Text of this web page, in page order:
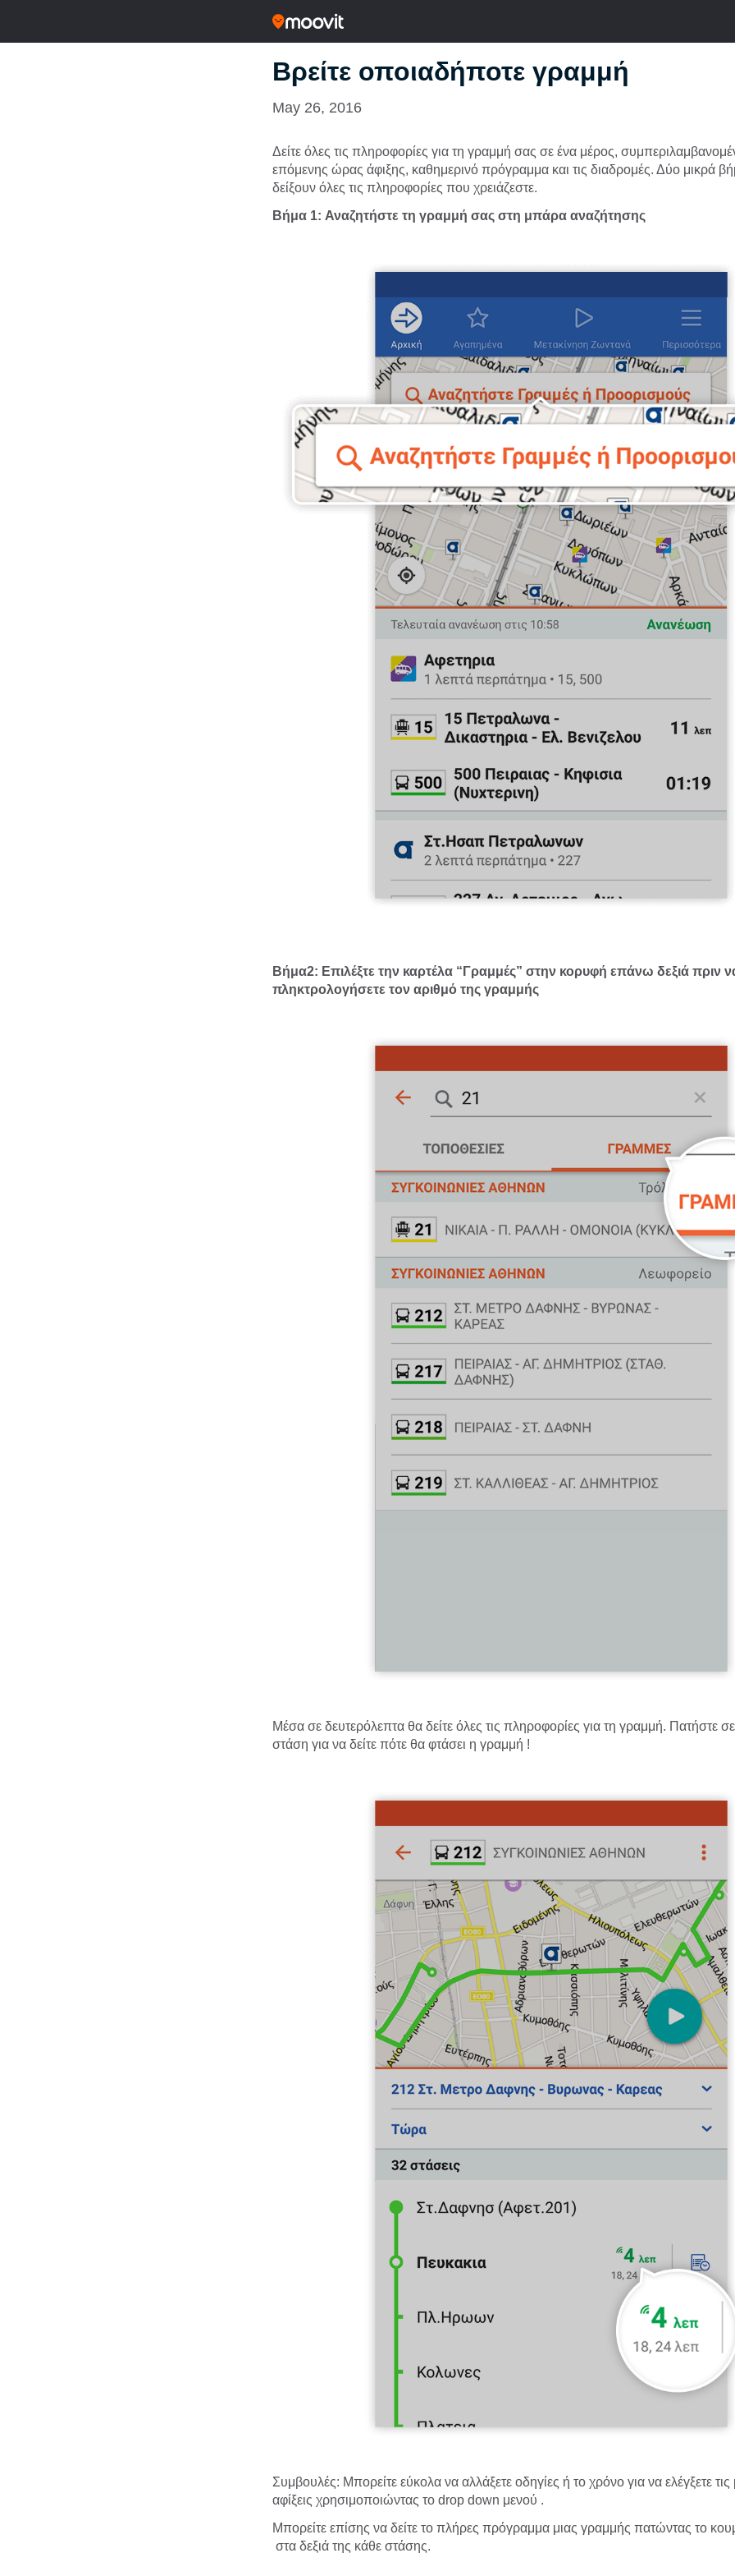
Βρείτε οποιαδήποτε γραμμή
May 26, 2016
Δείτε όλες τις πληροφορίες για τη γραμμή σας σε ένα μέρος,
επόμενης ώρας άφιξης, καθημερινό πρόγραμμα και τις διαδρομές. Δύο μικρά
δείξουν όλες τις πληροφορίες που χρειάζεστε.
Βήμα 1: Αναζητήστε τη γραμμή σας στη μπάρα αναζήτησης
Βήμα2: Επιλέξτε την καρτέλα “Γραμμές” στην κορυφή επάνω δεξιά πριν
πληκτρολογήσετε τον αριθμό της γραμμής
Μέσα σε δευτερόλεπτα θα δείτε όλες τις πληροφορίες για τη γραμμή. Πατήστε
στάση για να δείτε πότε θα φτάσει η γραμμή !
Συμβουλές: Μπορείτε εύκολα να αλλάξετε οδηγίες ή το χρόνο για να ελέγξετε τις
αφίξεις χρησιμοποιώντας το drop down μενού .
Μπορείτε επίσης να δείτε το πλήρες πρόγραμμα μιας γραμμής πατώντας το
στα δεξιά της κάθε στάσης.